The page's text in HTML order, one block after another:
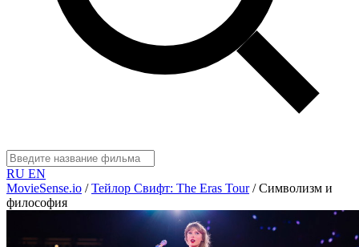
RU EN
MovieSense.io / Тейлор Свифт: The Eras Tour / Символизм и
философия